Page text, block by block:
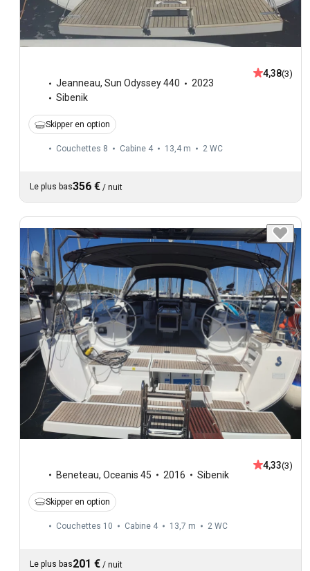
Jeanneau, Sun Odyssey 440
2023
Sibenik
4,38(3)
Skipper en option
Couchettes 8 Cabine 4 13,4 m 2 WC
Le plus bas356 € / nuit
Beneteau, Oceanis 45 2016 Sibenik
4,33(3)
Skipper en option
Couchettes 10 Cabine 4 13,7 m 2 WC
Le plus bas201 € / nuit